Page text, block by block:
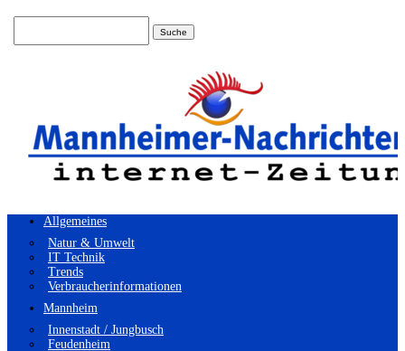
Allgemeines
Natur & Umwelt
IT Technik
Trends
Verbraucherinformationen
Mannheim
Innenstadt / Jungbusch
Feudenheim